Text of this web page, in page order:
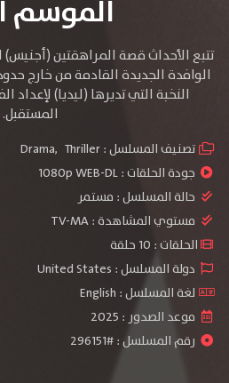
الموسم
تتبع الأحداث قصة المراهقتين
الوافدة الجديدة القادمة من خارج
النخبة التي تديرها (ليديا)
المستقبل.
تصنيف المسلسل : Drama, Thriller
جودة الحلقات :1080p WEB-DL
حالة المسلسل : مستمر
مستوي المشاهدة :TV-MA
الحلقات : 10 حلقة
دولة المسلسل : United States
لغة المسلسل : English
موعد الصدور : 2025
رقم المسلسل : #296151